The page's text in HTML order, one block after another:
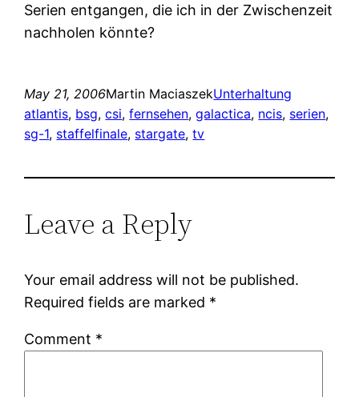
Serien entgangen, die ich in der Zwischenzeit
nachholen könnte?
May 21, 2006Martin MaciaszekUnterhaltung
atlantis, bsg, csi, fernsehen, galactica, ncis, serien
sg-1, staffelfinale, stargate, tv
Leave a Reply
Your email address will not be published.
Required fields are marked *
Comment *